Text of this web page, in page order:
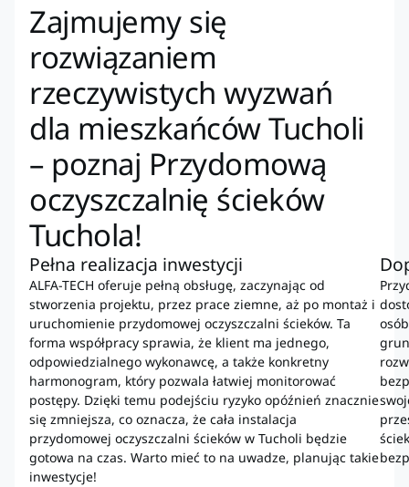
Zajmujemy się
rozwiązaniem
rzeczywistych wyzwań
dla mieszkańców Tucholi
– poznaj Przydomową
oczyszczalnię ścieków
Tuchola!
Pełna realizacja inwestycji
ALFA-TECH oferuje pełną obsługę, zaczynając od
stworzenia projektu, przez prace ziemne, aż po montaż i
uruchomienie przydomowej oczyszczalni ścieków. Ta
forma współpracy sprawia, że klient ma jednego,
odpowiedzialnego wykonawcę, a także konkretny
harmonogram, który pozwala łatwiej monitorować
postępy. Dzięki temu podejściu ryzyko opóźnień znacznie
się zmniejsza, co oznacza, że cała instalacja
przydomowej oczyszczalni ścieków w Tucholi będzie
gotowa na czas. Warto mieć to na uwadze, planując takie
inwestycje!